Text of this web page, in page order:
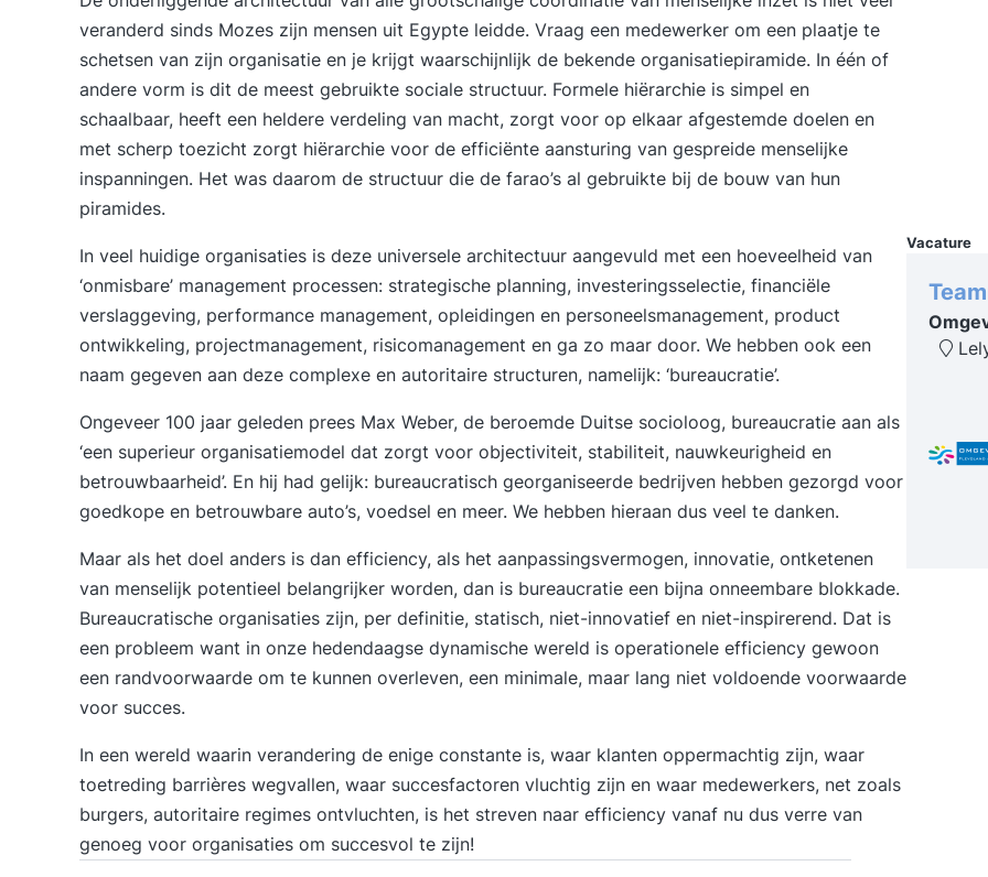
veranderd sinds Mozes zijn mensen uit Egypte leidde. Vraag een medewerker om een plaatje te
schetsen van zijn organisatie en je krijgt waarschijnlijk de bekende organisatiepiramide. In één of
andere vorm is dit de meest gebruikte sociale structuur. Formele hiërarchie is simpel en
schaalbaar, heeft een heldere verdeling van macht, zorgt voor op elkaar afgestemde doelen en
met scherp toezicht zorgt hiërarchie voor de efficiënte aansturing van gespreide menselijke
inspanningen. Het was daarom de structuur die de farao’s al gebruikte bij de bouw van hun
piramides.
In veel huidige organisaties is deze universele architectuur aangevuld met een hoeveelheid van
‘onmisbare’ management processen: strategische planning, investeringsselectie, financiële
verslaggeving, performance management, opleidingen en personeelsmanagement, product
ontwikkeling, projectmanagement, risicomanagement en ga zo maar door. We hebben ook een
naam gegeven aan deze complexe en autoritaire structuren, namelijk: ‘bureaucratie’.
Ongeveer 100 jaar geleden prees Max Weber, de beroemde Duitse socioloog, bureaucratie aan als
‘een superieur organisatiemodel dat zorgt voor objectiviteit, stabiliteit, nauwkeurigheid en
betrouwbaarheid’. En hij had gelijk: bureaucratisch georganiseerde bedrijven hebben gezorgd voor
goedkope en betrouwbare auto’s, voedsel en meer. We hebben hieraan dus veel te danken.
Maar als het doel anders is dan efficiency, als het aanpassingsvermogen, innovatie, ontketenen
van menselijk potentieel belangrijker worden, dan is bureaucratie een bijna onneembare blokkade.
Bureaucratische organisaties zijn, per definitie, statisch, niet-innovatief en niet-inspirerend. Dat is
een probleem want in onze hedendaagse dynamische wereld is operationele efficiency gewoon
een randvoorwaarde om te kunnen overleven, een minimale, maar lang niet voldoende voorwaarde
voor succes.
In een wereld waarin verandering de enige constante is, waar klanten oppermachtig zijn, waar
toetreding barrières wegvallen, waar succesfactoren vluchtig zijn en waar medewerkers, net zoals
burgers, autoritaire regimes ontvluchten, is het streven naar efficiency vanaf nu dus verre van
genoeg voor organisaties om succesvol te zijn!
o.a: 1.
Inner
de
Vacature